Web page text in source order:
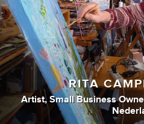
RITA
Artist, Small Business